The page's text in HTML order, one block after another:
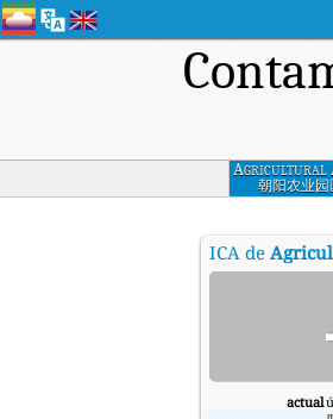
Agricultural
Chaoyang
朝阳农业园
ICA de
actual